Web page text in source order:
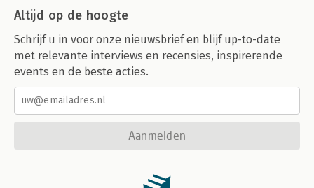
Altijd op de hoogte
Schrijf u in voor onze nieuwsbrief en blijf up-to-date
met relevante interviews en recensies, inspirerende
events en de beste acties.
Aanmelden